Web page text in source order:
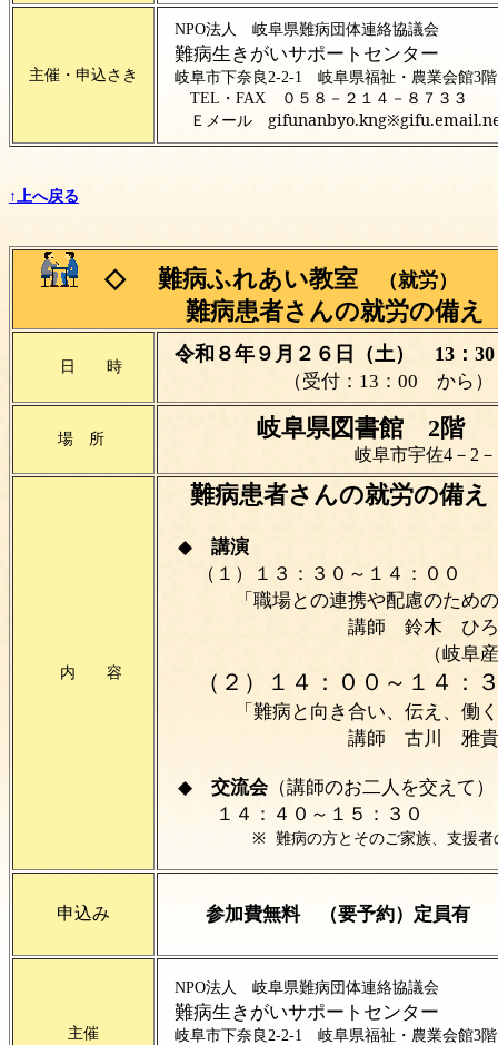
主催・申込さき
NPO法人 岐阜県難病団体連絡協議会
難病生きがいサポートセンター
岐阜市下奈良2-2-1 岐阜県福祉・農業会館3階
TEL・FAX ０５８－２１４－８７３３
Ｅメール
↑上へ戻る
◇ 難病ふれあい教室 （就労）
難病患者さんの就労の備
日 時
令和８年９月２６日（土） 13：
（受付：13：00 から）
場 所 岐阜県図書館 2階
岐阜市宇佐4－2－
内 容
難病患者さんの就労の備え
◆ 講演
（１）１３：３０～１４：００
「職場との連携や配慮のための
講師 鈴木 ひろみ
（岐阜産業保健総合
（２）１４：００～１４：
「難病と向き合い、伝え、働く
講師 古川 雅貴
◆ 交流会 （講師のお二人を交えて）
１４：４０～１５：３０
※ 難病の方とそのご家族、支援
申込み 参加費無料 （要予約）定員有
主催
NPO法人 岐阜県難病団体連絡協議会
難病生きがいサポートセンター
岐阜市下奈良2-2-1 岐阜県福祉・農業会館3階